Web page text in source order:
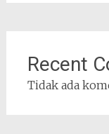
Recent
Tidak ada